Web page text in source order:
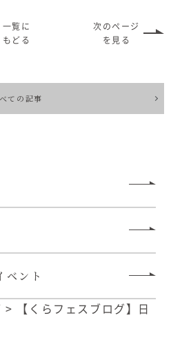
一覧に
もどる
次のページ
を見る
ての記事
ベント
>
【くらフェスブログ】日